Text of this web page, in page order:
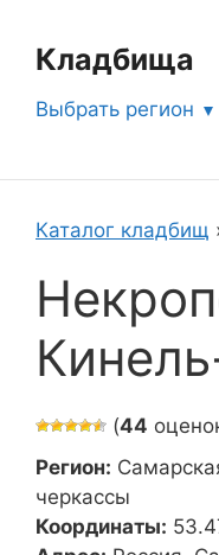
содержимому
Кладбища
Выбрать регион
Каталог кладбищ
(44
Регион:
черкассы
Координаты: